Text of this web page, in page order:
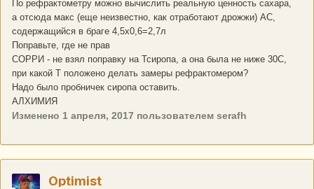
По рефрактометру можно вычислить реальную ценность сахара,
а отсюда макс (еще неизвестно, как отработают дрожжи) АС,
содержащийся в браге 4,5х0,6=2,7л
Поправьте, где не прав
СОРРИ - не взял поправку на Тсиропа, а она былa не ниже 30С,
при какой Т положено делать замеры рефрактомером?
Надо было пробничек сиропа оставить.
АЛХИМИЯ
Изменено 1 апреля, 2017 пользователем serafh
Optimist